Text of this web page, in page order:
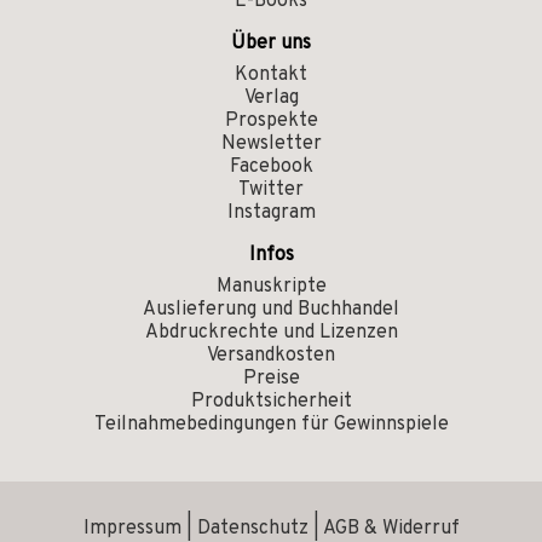
Über uns
Kontakt
Verlag
Prospekte
Newsletter
Facebook
Twitter
Instagram
Infos
Manuskripte
Auslieferung und Buchhandel
Abdruckrechte und Lizenzen
Versandkosten
Preise
Produktsicherheit
Teilnahmebedingungen für Gewinnspiele
Impressum Datenschutz AGB & Widerruf